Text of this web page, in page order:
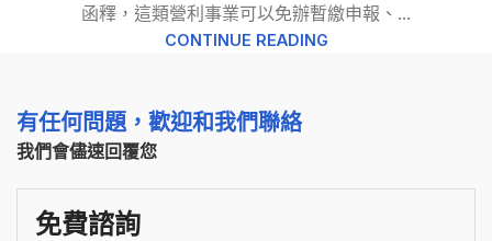
函釋，這類營利事業可以免辦暫繳申報、...
CONTINUE READING
有任何問題，歡迎和我們聯絡
我們會儘速回覆您
免費諮詢